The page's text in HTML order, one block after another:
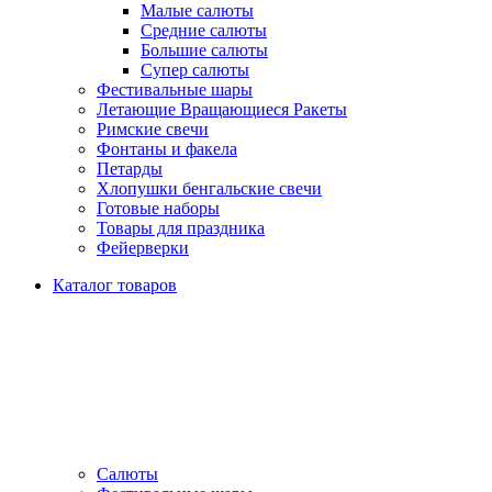
Малые салюты
Средние салюты
Большие салюты
Супер салюты
Фестивальные шары
Летающие Вращающиеся Ракеты
Римские свечи
Фонтаны и факела
Петарды
Хлопушки бенгальские свечи
Готовые наборы
Товары для праздника
Фейерверки
Каталог товаров
Салюты